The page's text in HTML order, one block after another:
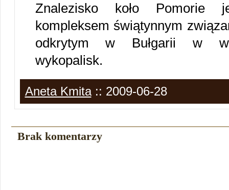
Znalezisko koło Pomorie
kompleksem świątynnym
odkrytym w Bułgarii w
wykopalisk.
Aneta Kmita:: 2009-06-28
Brak komentarzy